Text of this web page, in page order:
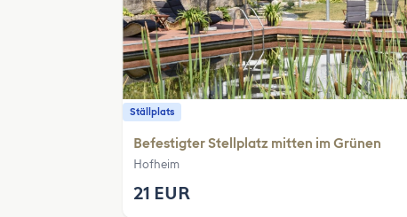
Ställplats
Befestigter Stellplatz mitten im Grünen
Hofheim
21 EUR